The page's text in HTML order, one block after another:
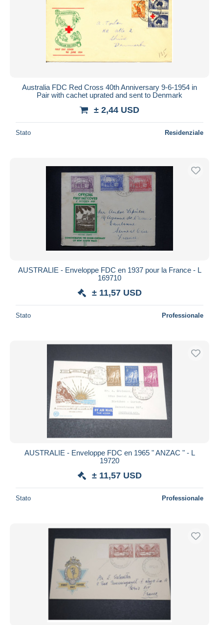
Australia FDC Red Cross 40th Anniversary 9-6-1954 in
Pair with cachet uprated and sent to Denmark
± 2,44 USD
Stato Residenziale
AUSTRALIE - Enveloppe FDC en 1937 pour la France - L
169710
± 11,57 USD
Stato Professionale
AUSTRALIE - Enveloppe FDC en 1965 " ANZAC " - L
19720
± 11,57 USD
Stato Professionale